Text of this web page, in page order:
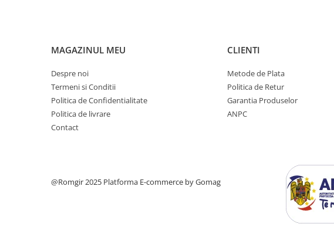
Termostate Răcire
Intretinere Balkancar
Acumulatori / Baterii
Baterii 12 Volti
MAGAZINUL MEU
Despre noi
Termeni si Conditii
Politica de Confidentialitate
Politica de livrare
Contact
CLIENTI
Metode de Plata
Politica de Retur
Garantia Produselor
ANPC
@Romgir 2025 Platforma E-commerce by Gomag